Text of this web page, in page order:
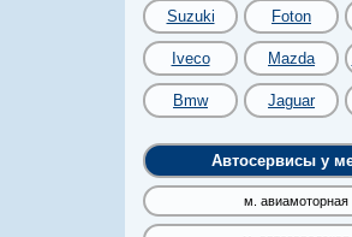
Suzuki Foton
Iveco Mazda
Bmw Jaguar
Автосервисы у
м. авиамоторная